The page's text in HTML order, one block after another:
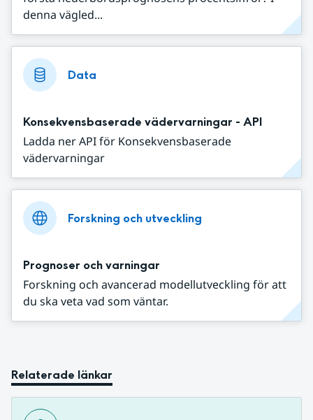
denna vägled...
Data
Konsekvensbaserade vädervarningar - API
Ladda ner API för Konsekvensbaserade
vädervarningar
Forskning och utveckling
Prognoser och varningar
Forskning och avancerad modellutveckling för att
du ska veta vad som väntar.
Relaterade länkar